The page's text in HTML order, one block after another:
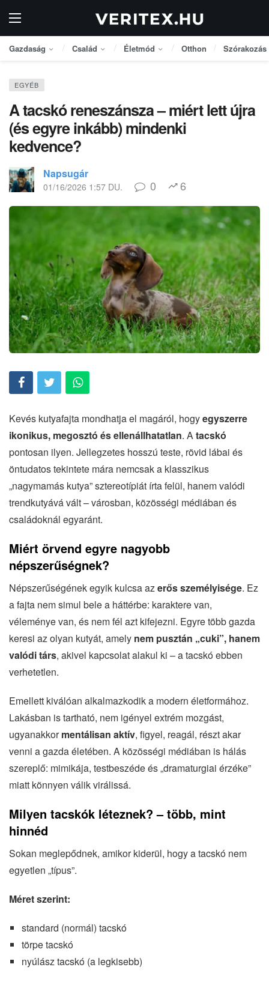
Gazdaság Család Életmód Otthon Szórakozás
EGYÉB
A tacskó reneszánsza – miért lett újra
(és egyre inkább) mindenki
kedvence?
Napsugár
01/16/2026 1:57 DU. 0 6
Kevés kutyafajta mondhatja el magáról, hogyegyszerre
ikonikus, megosztó és ellenállhatatlan. Atacskó
pontosan ilyen. Jellegzetes hosszú teste, rövid lábai és
öntudatos tekintete mára nemcsak a klasszikus
„nagymamás kutya” sztereotípiát írta felül, hanem valódi
trendkutyává vált – városban, közösségi médiában és
családoknál egyaránt.
Miért örvend egyre nagyobb
népszerűségnek?
Népszerűségének egyik kulcsa azerős személyisége. Ez
a fajta nem simul bele a háttérbe: karaktere van,
véleménye van, és nem fél azt kifejezni. Egyre több gazda
keresi az olyan kutyát, amely nem pusztán „cuki”, hanem
valódi társ, akivel kapcsolat alakul ki – a tacskó ebben
verhetetlen.
Emellett kiválóan alkalmazkodik a modern életformához.
Lakásban is tartható, nem igényel extrém mozgást,
ugyanakkormentálisan aktív, figyel, reagál, részt akar
venni a gazda életében. A közösségi médiában is hálás
szereplő: mimikája, testbeszéde és „dramaturgiai érzéke”
miatt könnyen válik virálissá.
Milyen tacskók léteznek? – több, mint
hinnéd
Sokan meglepődnek, amikor kiderül, hogy a tacskó nem
egyetlen „típus”.
Méret szerint:
standard (normál) tacskó
törpe tacskó
nyúlász tacskó (a legkisebb)